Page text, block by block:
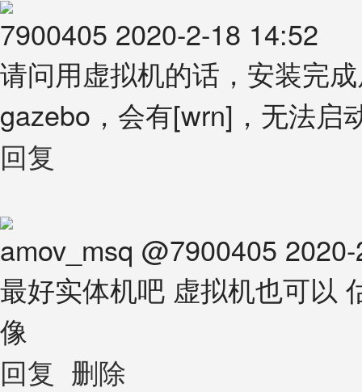
7900405 2020-2-18 14:52
请问用虚拟机的话，安装完
gazebo，会有[wrn]，无法启
回复
amov_msq @7900405
最好实体机吧 虚拟机也可以
像
回复 删除